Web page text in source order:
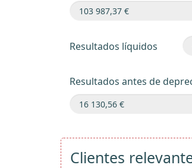
Resultados líquidos
Resultados antes de
Clientes